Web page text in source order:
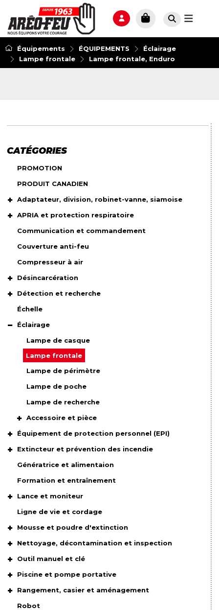
Équipements ÉQUIPEMENTS
Éclairage
Lampe frontale
Lampe frontale, Enduro
CATÉGORIES
PROMOTION
PRODUIT CANADIEN
Adaptateur, division, robinet-vanne, siamoise
APRIA et protection respiratoire
Communication et commandement
Couverture anti-feu
Compresseur à air
Désincarcération
Détection et recherche
Échelle
Éclairage
Lampe de casque
Lampe frontale
Lampe de périmètre
Lampe de poche
Lampe de recherche
Accessoire et pièce
Équipement de protection personnel (EPI)
Extincteur et prévention des incendie
Génératrice et alimentaion
Formation et entraînement
Lance et moniteur
Ligne de vie et cordage
Mousse et poudre d'extinction
Nettoyage, décontamination et inspection
Outil manuel et clé
Piscine et pompe portative
Rangement, casier et aménagement
Robot